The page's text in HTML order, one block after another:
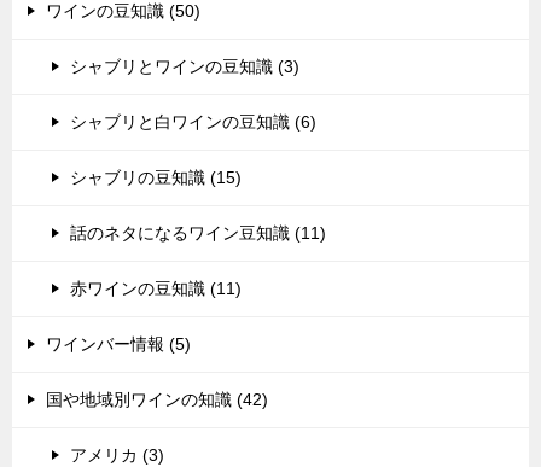
ワインの豆知識 (50)
シャブリとワインの豆知識 (3)
シャブリと白ワインの豆知識 (6)
シャブリの豆知識 (15)
話のネタになるワイン豆知識 (11)
赤ワインの豆知識 (11)
ワインバー情報 (5)
国や地域別ワインの知識 (42)
アメリカ (3)